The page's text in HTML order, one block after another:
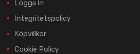
Logga in
Integritetspolicy
Köpvillkor
Cookie Policy